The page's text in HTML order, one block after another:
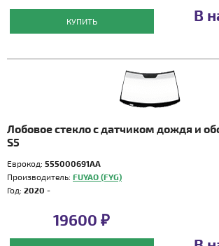
КУПИТЬ В
Лобовое стекло с датчиком дождя и
S5
Еврокод: 555000691AA
Производитель: FUYAO (FYG)
Год: 2020 -
19600 ₽